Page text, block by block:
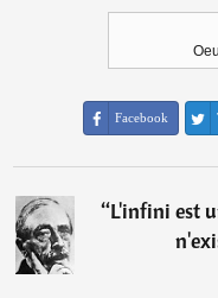
Facebook
“L'infini est